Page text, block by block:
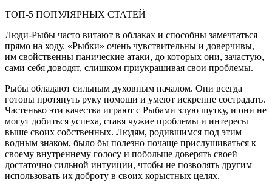
ТОП-5 ПОПУЛЯРНЫХ СТАТЕЙ
Люди-Рыбы часто витают в облаках и способны замечтаться
прямо на ходу. «Рыбки» очень чувствительны и доверчивы,
им свойственны панические атаки, до которых они, зачастую,
сами себя доводят, слишком приукрашивая свои проблемы.
Рыбы обладают сильным духовным началом. Они всегда
готовы протянуть руку помощи и умеют искренне сострадать.
Частенько эти качества играют с Рыбами злую шутку, и они не
могут добиться успеха, ставя чужие проблемы и интересы
выше своих собственных. Людям, родившимся под этим
водным знаком, было бы полезно почаще прислушиваться к
своему внутреннему голосу и побольше доверять своей
достаточно сильной интуиции, чтобы не позволять другим
использовать их доброту в своих корыстных целях.